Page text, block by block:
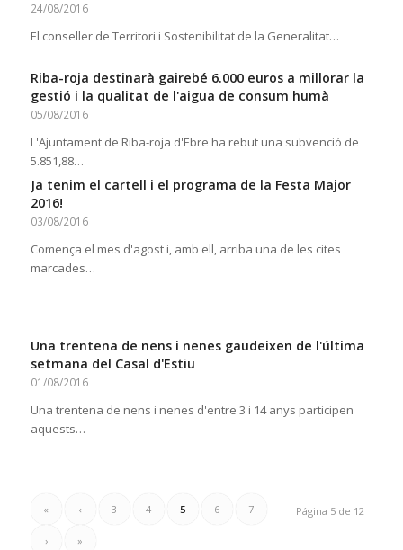
24/08/2016
El conseller de Territori i Sostenibilitat de la Generalitat…
Riba-roja destinarà gairebé 6.000 euros a millorar la
gestió i la qualitat de l'aigua de consum humà
05/08/2016
L'Ajuntament de Riba-roja d'Ebre ha rebut una subvenció de
5.851,88…
Ja tenim el cartell i el programa de la Festa Major
2016!
03/08/2016
Comença el mes d'agost i, amb ell, arriba una de les cites
marcades…
Una trentena de nens i nenes gaudeixen de l'última
setmana del Casal d'Estiu
01/08/2016
Una trentena de nens i nenes d'entre 3 i 14 anys participen
aquests…
Página 5 de 12
« ‹ 3 4 5 6 7
› »